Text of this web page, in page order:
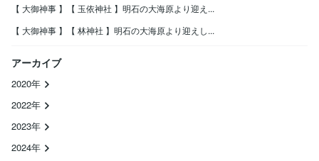
【 大御神事 】【 玉依神社 】明石の大海原より迎え...
【 大御神事 】【 林神社 】明石の大海原より迎えし...
アーカイブ
2020年
2022年
2023年
2024年